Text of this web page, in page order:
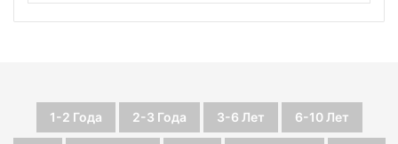
1-2 Года 2-3 Года 3-6 Лет 6-10 Лет